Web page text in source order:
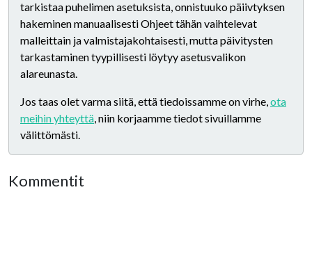
tarkistaa puhelimen asetuksista, onnistuuko päiivtyksen
hakeminen manuaalisesti Ohjeet tähän vaihtelevat
malleittain ja valmistajakohtaisesti, mutta päivitysten
tarkastaminen tyypillisesti löytyy asetusvalikon
alareunasta.
Jos taas olet varma siitä, että tiedoissamme on virhe,ota
meihin yhteyttä, niin korjaamme tiedot sivuillamme
välittömästi.
Kommentit